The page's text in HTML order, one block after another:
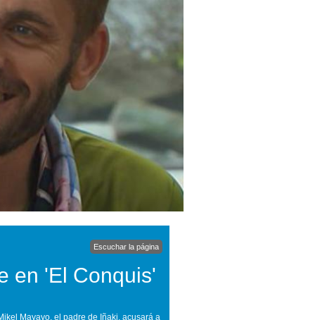
Escuchar la página
en 'El Conquis'
Mayayo, el padre de Iñaki, acusará a